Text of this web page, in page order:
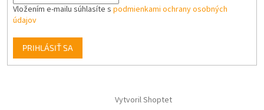
Vložením e-mailu súhlasíte s podmienkami ochrany osobných
údajov
PRIHLÁSIŤ SA
Vytvoril Shoptet